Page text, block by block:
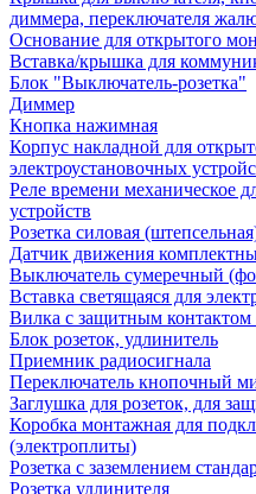
диммера, переключателя
Основание для открытого
Вставка/крышка для
Блок "Выключатель-розетка"
Диммер
Кнопка нажимная
Корпус накладной для
электроустановочных
Реле времени механическое
устройств
Розетка силовая
Датчик движения
Выключатель сумеречный
Вставка светящаяся для
Вилка с защитным
Блок розеток, удлинитель
Приемник радиосигнала
Переключатель кнопочный
Заглушка для розеток, для
Коробка монтажная для
(электроплиты)
Розетка с заземлением
Розетка удлинителя